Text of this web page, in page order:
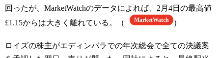
回ったが、MarketWatchのデータによれば、2月4日の最高値
£1.15からは大きく離れている。（
MarketWatch ）
ロイズの株主がエディンバラでの年次総会で全ての決議案